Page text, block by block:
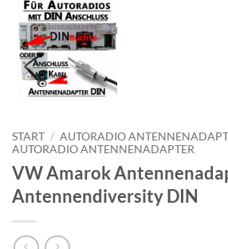
START / AUTORADIO
AUTORADIO ANTENNENADAPTER
VW Amarok
Antennendiversity DIN